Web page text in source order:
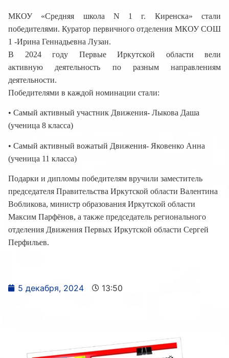
МКОУ «Средняя школа N 1 г. Киренска» стали
победителями. Куратор первичного отделения МКОУ СОШ
1 -Ирина Геннадьевна Лузан.
В 2024 году Первые Иркутской области вели
активную деятельность по разным направлениям
деятельности.
Победителями в каждой номинации стали:
• Самый активный участник Движения- Лыкова Даша
(ученица 8 класса)
• Самый активный вожатый Движения- Яковенко Анна
(ученица 11 класса)
Подарки и дипломы победителям вручили заместитель
председателя Правительства Иркутской области Валентина
Вобликова, министр образования Иркутской области
Максим Парфёнов, а также председатель регионального
отделения Движения Первых Иркутской области Сергей
Перфильев.
5 декабря, 2024 13:50